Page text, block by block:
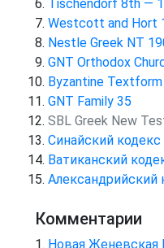
Tischendorf 8th —
Westcott and Hort
Nestle Greek NT
GNT Orthodox
Byzantine
GNT Family 35
SBL Greek New
Синайский
Ватиканский
Александрийский
Комментарии
Новая Женевская